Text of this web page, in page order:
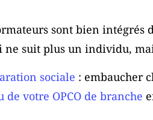
sont bien intégrés
ne suit plus un individu,
sociale : embaucher
de votre OPCO de branche